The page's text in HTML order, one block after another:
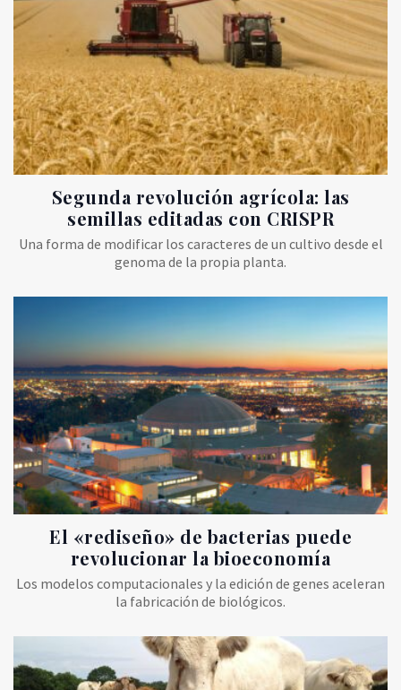
Segunda revolución agrícola: las
semillas editadas con CRISPR
Una forma de modificar los caracteres de un cultivo desde el
genoma de la propia planta.
El «rediseño» de bacterias puede
revolucionar la bioeconomía
Los modelos computacionales y la edición de genes aceleran
la fabricación de biológicos.